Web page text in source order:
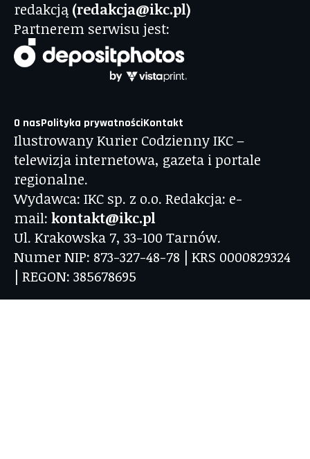
redakcją (redakcja@ikc.pl)
Partnerem serwisu jest:
O nasPolityka prywatnościKontakt
Ilustrowany Kurier Codzienny IKC –
telewizja internetowa, gazeta i portale
regionalne.
Wydawca: IKC sp. z o.o. Redakcja: e-
mail: kontakt@ikc.pl
Ul. Krakowska 7, 33-100 Tarnów.
Numer NIP: 873-327-48-78 | KRS 0000829324
| REGON: 385678695